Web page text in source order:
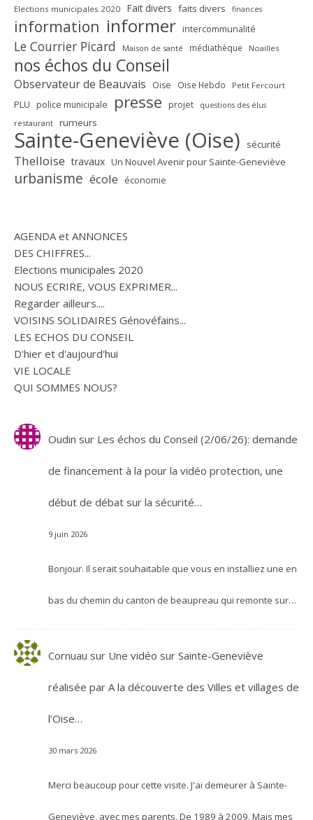
Elections municipales 2020 Fait divers faits divers finances
information informer intercommunalité
Le Courrier Picard Maison de santé médiathèque Noailles
nos échos du Conseil
Observateur de Beauvais Oise Oise Hebdo Petit Fercourt
PLU police municipale presse projet questions des élus
restaurant rumeurs
Sainte-Geneviève (Oise) sécurité
Thelloise travaux Un Nouvel Avenir pour Sainte-Geneviève
urbanisme école économie
AGENDA et ANNONCES
DES CHIFFRES...
Elections municipales 2020
NOUS ECRIRE, VOUS EXPRIMER...
Regarder ailleurs....
VOISINS SOLIDAIRES Génovéfains...
LES ECHOS DU CONSEIL
D'hier et d'aujourd'hui
VIE LOCALE
QUI SOMMES NOUS?
Oudin sur Les échos du Conseil (2/06/26): demande
de financement à la pour la vidéo protection, une
début de débat sur la sécurité…
9 juin 2026
Bonjour. Il serait souhaitable que vous en installiez une en
bas du chemin du canton de beaupreau qui remonte sur…
Cornuau sur Une vidéo sur Sainte-Geneviève
réalisée par A la découverte des Villes et villages de
l’Oise…
30 mars 2026
Merci beaucoup pour cette visite. J'ai demeurer à Sainte-
Geneviève, avec mes parents. De 1989 à 2009. Mais mes